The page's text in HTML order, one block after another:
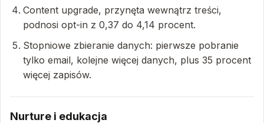
Content upgrade, przynęta wewnątrz treści,
podnosi opt-in z 0,37 do 4,14 procent.
Stopniowe zbieranie danych: pierwsze pobranie
tylko email, kolejne więcej danych, plus 35 procent
więcej zapisów.
Nurture i edukacja